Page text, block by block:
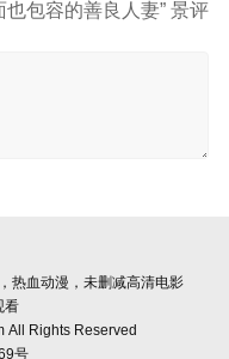
也包容的善良人妻” 景评
热血动漫，未删减高清电影
看
All Rights Reserved
号